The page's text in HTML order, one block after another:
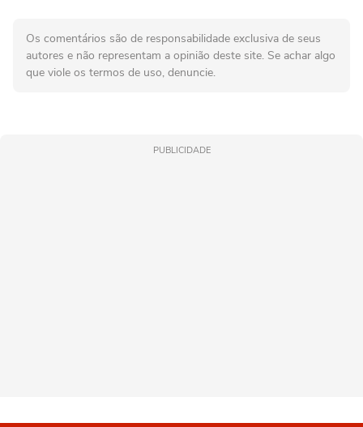
Os comentários são de responsabilidade exclusiva de seus
autores e não representam a opinião deste site. Se achar algo
que viole os termos de uso, denuncie.
PUBLICIDADE